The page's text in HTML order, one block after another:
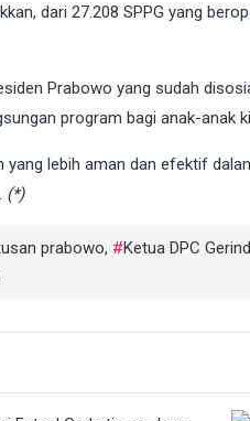
dari 27.208 SPPG yang
Prabowo yang sudah
program bagi anak-anak
yang lebih aman dan efektif
(*)
prabowo, Ketua DPC